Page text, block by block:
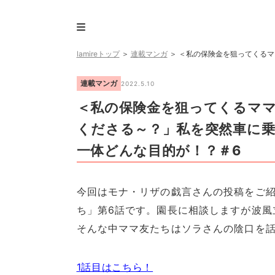
lamireトップ＞ 連載マンガ＞ ＜私の保険金を狙ってくる
連載マンガ 2022.5.10
＜私の保険金を狙ってくるマ
くださる～？」私を突然車に
一体どんな目的が！？＃6
今回はモナ・リザの戯言さんの投稿をご
ち」第6話です。園長に相談しますが波
そんな中ママ友たちはソラさんの陰口を
1話目はこちら！